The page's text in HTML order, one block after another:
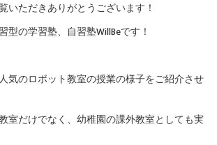
いただきありがとうございます！
型の学習塾、自習塾WillBeです！
気のロボット教室の授業の様子をご紹介させ
室だけでなく、幼稚園の課外教室としても実